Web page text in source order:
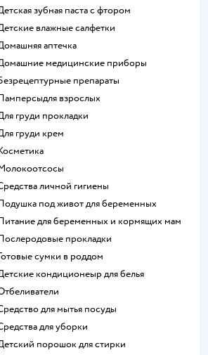
детская зубная паста с фтором
детские влажные салфетки
домашняя аптечка
домашние медицинские приборы
безрецептурные препараты
памперсыдля взрослых
для груди прокладки
для груди крем
косметика
Молокоотсосы
средства личной гигиены
подушка под живот для беременных
питание для беременных и кормящих мам
послеродовые прокладки
готовые сумки в роддом
детские кондиционеыр для белья
отбеливатели
средство для мытья посуды
средства для уборки
детский порошок для стирки